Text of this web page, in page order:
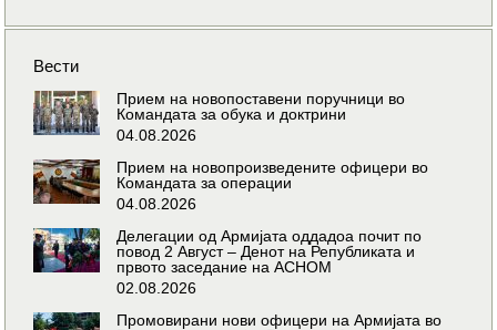
Вести
Прием на новопоставени поручници во
Командата за обука и доктрини
04.08.2026
Прием на новопроизведените офицери во
Командата за операции
04.08.2026
Делегации од Армијата оддадоа почит по
повод 2 Август – Денот на Републиката и
првото заседание на АСНОМ
02.08.2026
Промовирани нови офицери на Армијата во